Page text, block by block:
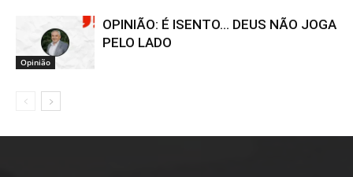
Opinião
OPINIÃO: É ISENTO… DEUS NÃO JOGA
PELO LADO